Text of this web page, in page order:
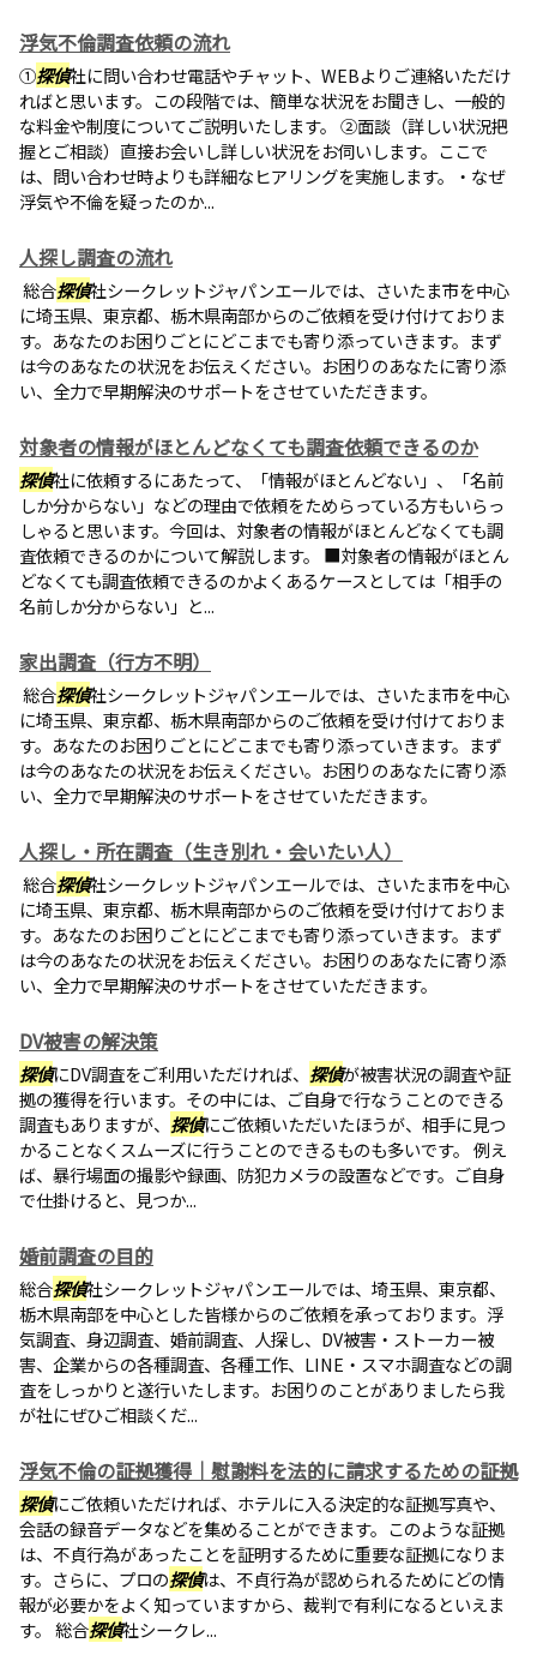
浮気不倫調査依頼の流れ
①探偵社に問い合わせ電話やチャット、WEBよりご連絡いただけ
ればと思います。この段階では、簡単な状況をお聞きし、一般的
な料金や制度についてご説明いたします。 ②面談（詳しい状況把
握とご相談）直接お会いし詳しい状況をお伺いします。ここで
は、問い合わせ時よりも詳細なヒアリングを実施します。・なぜ
浮気や不倫を疑ったのか...
人探し調査の流れ
総合探偵社シークレットジャパンエールでは、さいたま市を中心
に埼玉県、東京都、栃木県南部からのご依頼を受け付けておりま
す。あなたのお困りごとにどこまでも寄り添っていきます。まず
は今のあなたの状況をお伝えください。お困りのあなたに寄り添
い、全力で早期解決のサポートをさせていただきます。
対象者の情報がほとんどなくても調査依頼できるのか
探偵社に依頼するにあたって、「情報がほとんどない」、「名前
しか分からない」などの理由で依頼をためらっている方もいらっ
しゃると思います。今回は、対象者の情報がほとんどなくても調
査依頼できるのかについて解説します。 ■対象者の情報がほとん
どなくても調査依頼できるのかよくあるケースとしては「相手の
名前しか分からない」と...
家出調査（行方不明）
総合探偵社シークレットジャパンエールでは、さいたま市を中心
に埼玉県、東京都、栃木県南部からのご依頼を受け付けておりま
す。あなたのお困りごとにどこまでも寄り添っていきます。まず
は今のあなたの状況をお伝えください。お困りのあなたに寄り添
い、全力で早期解決のサポートをさせていただきます。
人探し・所在調査（生き別れ・会いたい人）
総合探偵社シークレットジャパンエールでは、さいたま市を中心
に埼玉県、東京都、栃木県南部からのご依頼を受け付けておりま
す。あなたのお困りごとにどこまでも寄り添っていきます。まず
は今のあなたの状況をお伝えください。お困りのあなたに寄り添
い、全力で早期解決のサポートをさせていただきます。
DV被害の解決策
探偵にDV調査をご利用いただければ、 探偵が被害状況の調査や証
拠の獲得を行います。その中には、ご自身で行なうことのできる
調査もありますが、 探偵にご依頼いただいたほうが、相手に見つ
かることなくスムーズに行うことのできるものも多いです。 例え
ば、暴行場面の撮影や録画、防犯カメラの設置などです。ご自身
で仕掛けると、見つか...
婚前調査の目的
総合探偵社シークレットジャパンエールでは、埼玉県、東京都、
栃木県南部を中心とした皆様からのご依頼を承っております。浮
気調査、身辺調査、婚前調査、人探し、DV被害・ストーカー被
害、企業からの各種調査、各種工作、LINE・スマホ調査などの調
査をしっかりと遂行いたします。お困りのことがありましたら我
が社にぜひご相談くだ...
浮気不倫の証拠獲得｜慰謝料を法的に請求するための証拠
探偵にご依頼いただければ、ホテルに入る決定的な証拠写真や、
会話の録音データなどを集めることができます。このような証拠
は、不貞行為があったことを証明するために重要な証拠になりま
す。さらに、プロの探偵は、不貞行為が認められるためにどの情
報が必要かをよく知っていますから、裁判で有利になるといえま
す。 総合探偵社シークレ...